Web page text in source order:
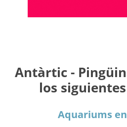
Antàrtic -
los
Aquariums